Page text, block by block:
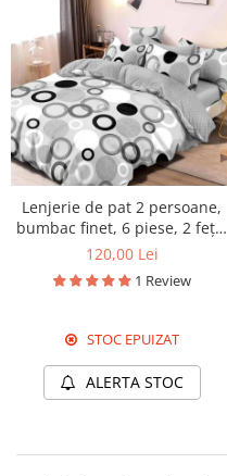
Lenjerie de pat 2 persoane,
bumbac finet, 6 piese, 2 fețe,
gri, SP421
120,00 Lei
1 Review
STOC EPUIZAT
ALERTA STOC